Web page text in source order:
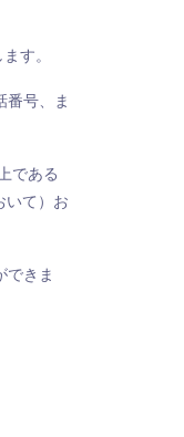
す。
号、ま
である
いて）お
できま